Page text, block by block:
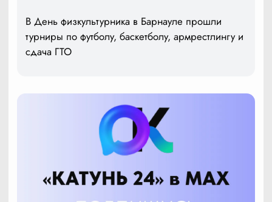
В День физкультурника в Барнауле прошли
турниры по футболу, баскетболу, армрестлингу и
сдача ГТО